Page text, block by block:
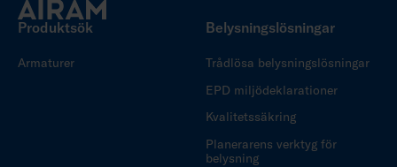
Produktsök
Armaturer
Belysningslösningar
Trådlösa belysningslösningar
EPD miljödeklarationer
Kvalitetssäkring
Planerarens verktyg för
belysning